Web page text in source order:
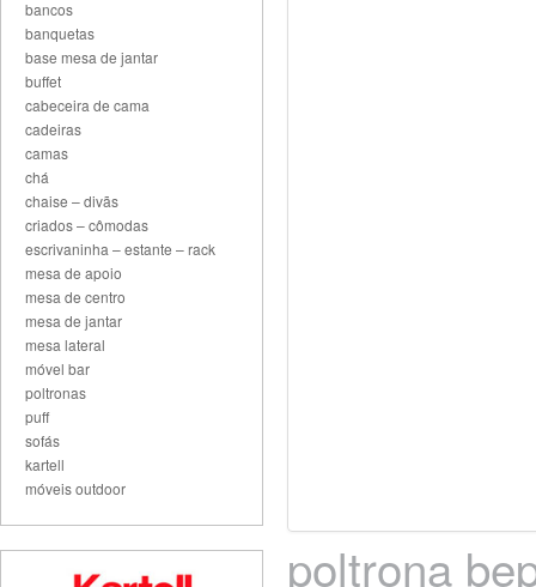
bancos
banquetas
base mesa de jantar
buffet
cabeceira de cama
cadeiras
camas
chá
chaise – divãs
criados – cômodas
escrivaninha – estante – rack
mesa de apoio
mesa de centro
mesa de jantar
mesa lateral
móvel bar
poltronas
puff
sofás
kartell
móveis outdoor
poltrona